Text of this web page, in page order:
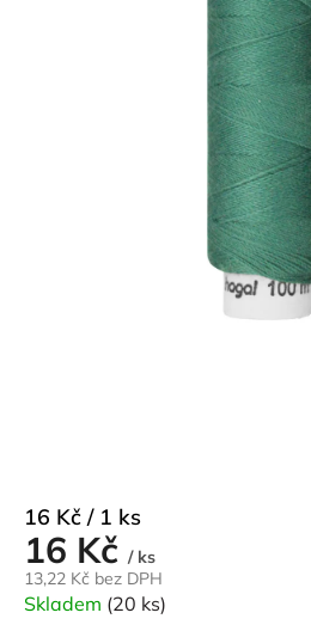
16 Kč / ks
13,22 Kč bez DPH
Měrná
cena:
16 Kč / 1 ks
Skladem (20 ks)